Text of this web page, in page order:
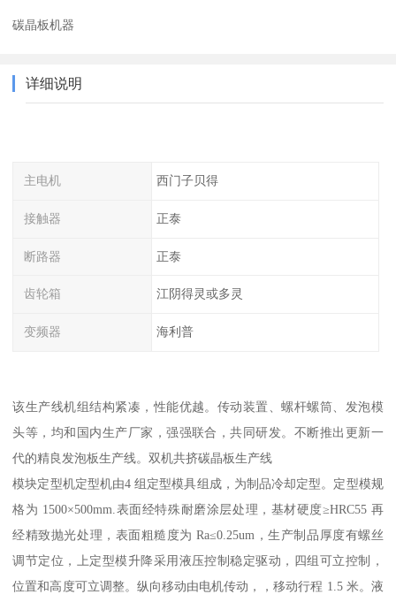
碳晶板机器
详细说明
主电机 西门子贝得
接触器 正泰
断路器 正泰
齿轮箱 江阴得灵或多灵
变频器 海利普
该生产线机组结构紧凑，性能优越。传动装置、螺杆螺筒、发泡模
头等，均和国内生产厂家，强强联合，共同研发。不断推出更新一
代的精良发泡板生产线。双机共挤碳晶板生产线
模块定型机定型机由4 组定型模具组成，为制品冷却定型。定型模规
格为 1500×500mm.表面经特殊耐磨涂层处理，基材硬度≥HRC55 再
经精致抛光处理，表面粗糙度为 Ra≤0.25um，生产制品厚度有螺丝
调节定位，上定型模升降采用液压控制稳定驱动，四组可立控制，
位置和高度可立调整。纵向移动由电机传动，，移动行程 1.5 米。液